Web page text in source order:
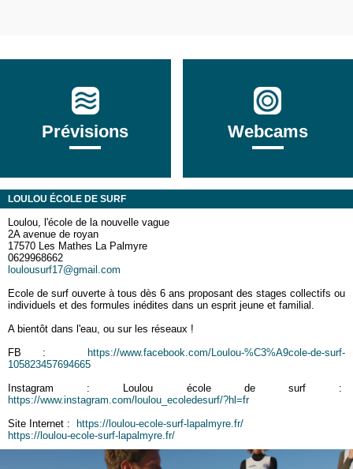
Prévisions Webcams
LOULOU ÉCOLE DE SURF
Loulou, l'école de la nouvelle vague
2A avenue de royan
17570 Les Mathes La Palmyre
0629968662
loulousurf17@gmail.com
Ecole de surf ouverte à tous dès 6 ans proposant des stages collectifs ou
individuels et des formules inédites dans un esprit jeune et familial.
A bientôt dans l'eau, ou sur les réseaux !
FB : https://www.facebook.com/Loulou-%C3%A9cole-de-surf-
105823457694665
Instagram : Loulou école de surf :
https://www.instagram.com/loulou_ecoledesurf/?hl=fr
Site Internet : https://loulou-ecole-surf-lapalmyre.fr/
https://loulou-ecole-surf-lapalmyre.fr/